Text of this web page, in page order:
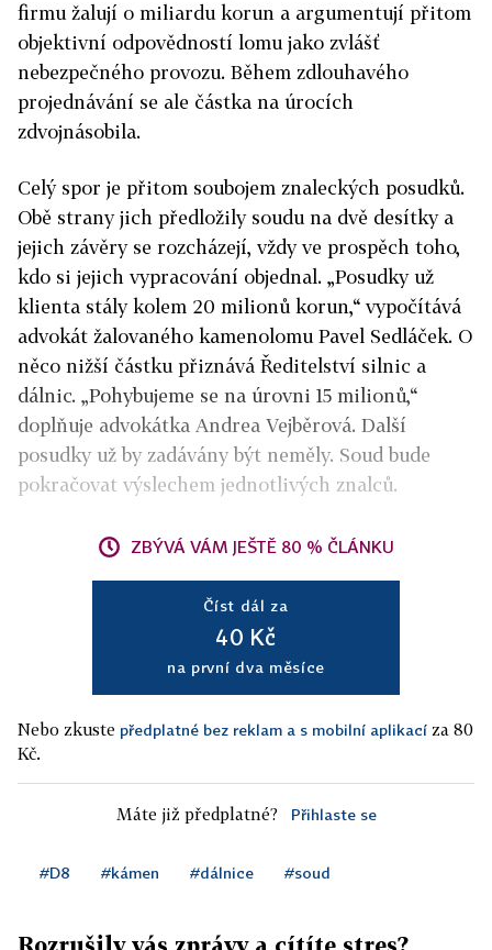
firmu žalují o miliardu korun a argumentují přitom
objektivní odpovědností lomu jako zvlášť
nebezpečného provozu. Během zdlouhavého
projednávání se ale částka na úrocích
zdvojnásobila.
Celý spor je přitom soubojem znaleckých posudků.
Obě strany jich předložily soudu na dvě desítky a
jejich závěry se rozcházejí, vždy ve prospěch toho,
kdo si jejich vypracování objednal. „Posudky už
klienta stály kolem 20 milionů korun,“ vypočítává
advokát žalovaného kamenolomu Pavel Sedláček. O
něco nižší částku přiznává Ředitelství silnic a
dálnic. „Pohybujeme se na úrovni 15 milionů,“
doplňuje advokátka Andrea Vejběrová. Další
posudky už by zadávány být neměly. Soud bude
pokračovat výslechem jednotlivých znalců.
ZBÝVÁ VÁM JEŠTĚ 80 % ČLÁNKU
Číst dál za
40 Kč
na první dva měsíce
Nebo zkuste předplatné bez reklam a s mobilní aplikací za 80
Kč.
Máte již předplatné? Přihlaste se
#D8 #kámen #dálnice #soud
Rozrušily vás zprávy a cítíte stres?